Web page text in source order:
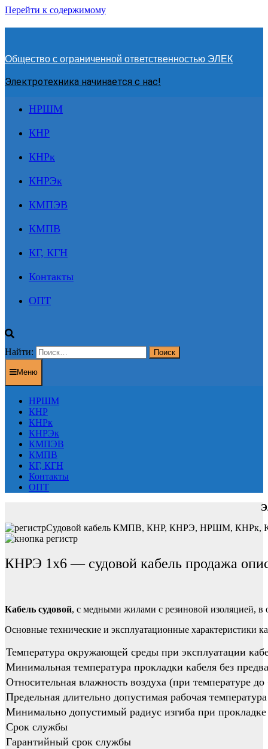
Перейти к содержимому
Общество с ограниченной ответственностью ЭЛЕК
Электротехника начинается с нас!
НРШМ
КНР
КНРк
КНРЭк
КМПЭВ
КМПВ
КГ, КГН
Контакты
ОПТ
Найти:
Меню
НРШМ
КНР
КНРк
КНРЭк
КМПЭВ
КМПВ
КГ, КГН
Контакты
ОПТ
Судовой кабель КМПВ, КНР, КНРЭ, НРШМ, КНРк,
КНРЭ 1х6 — судовой кабель продажа
Кабель судовой, с медными жилами с резиновой изоляцией, в
Основные технические и эксплуатационные характеристики
Температура окружающей среды при эксплуатации
Минимальная температура прокладки кабеля без
Относительная влажность воздуха (при температуре
Предельная длительно допустимая рабочая
Минимально допустимый радиус изгиба при прокладке
Срок службы
Гарантийный срок службы